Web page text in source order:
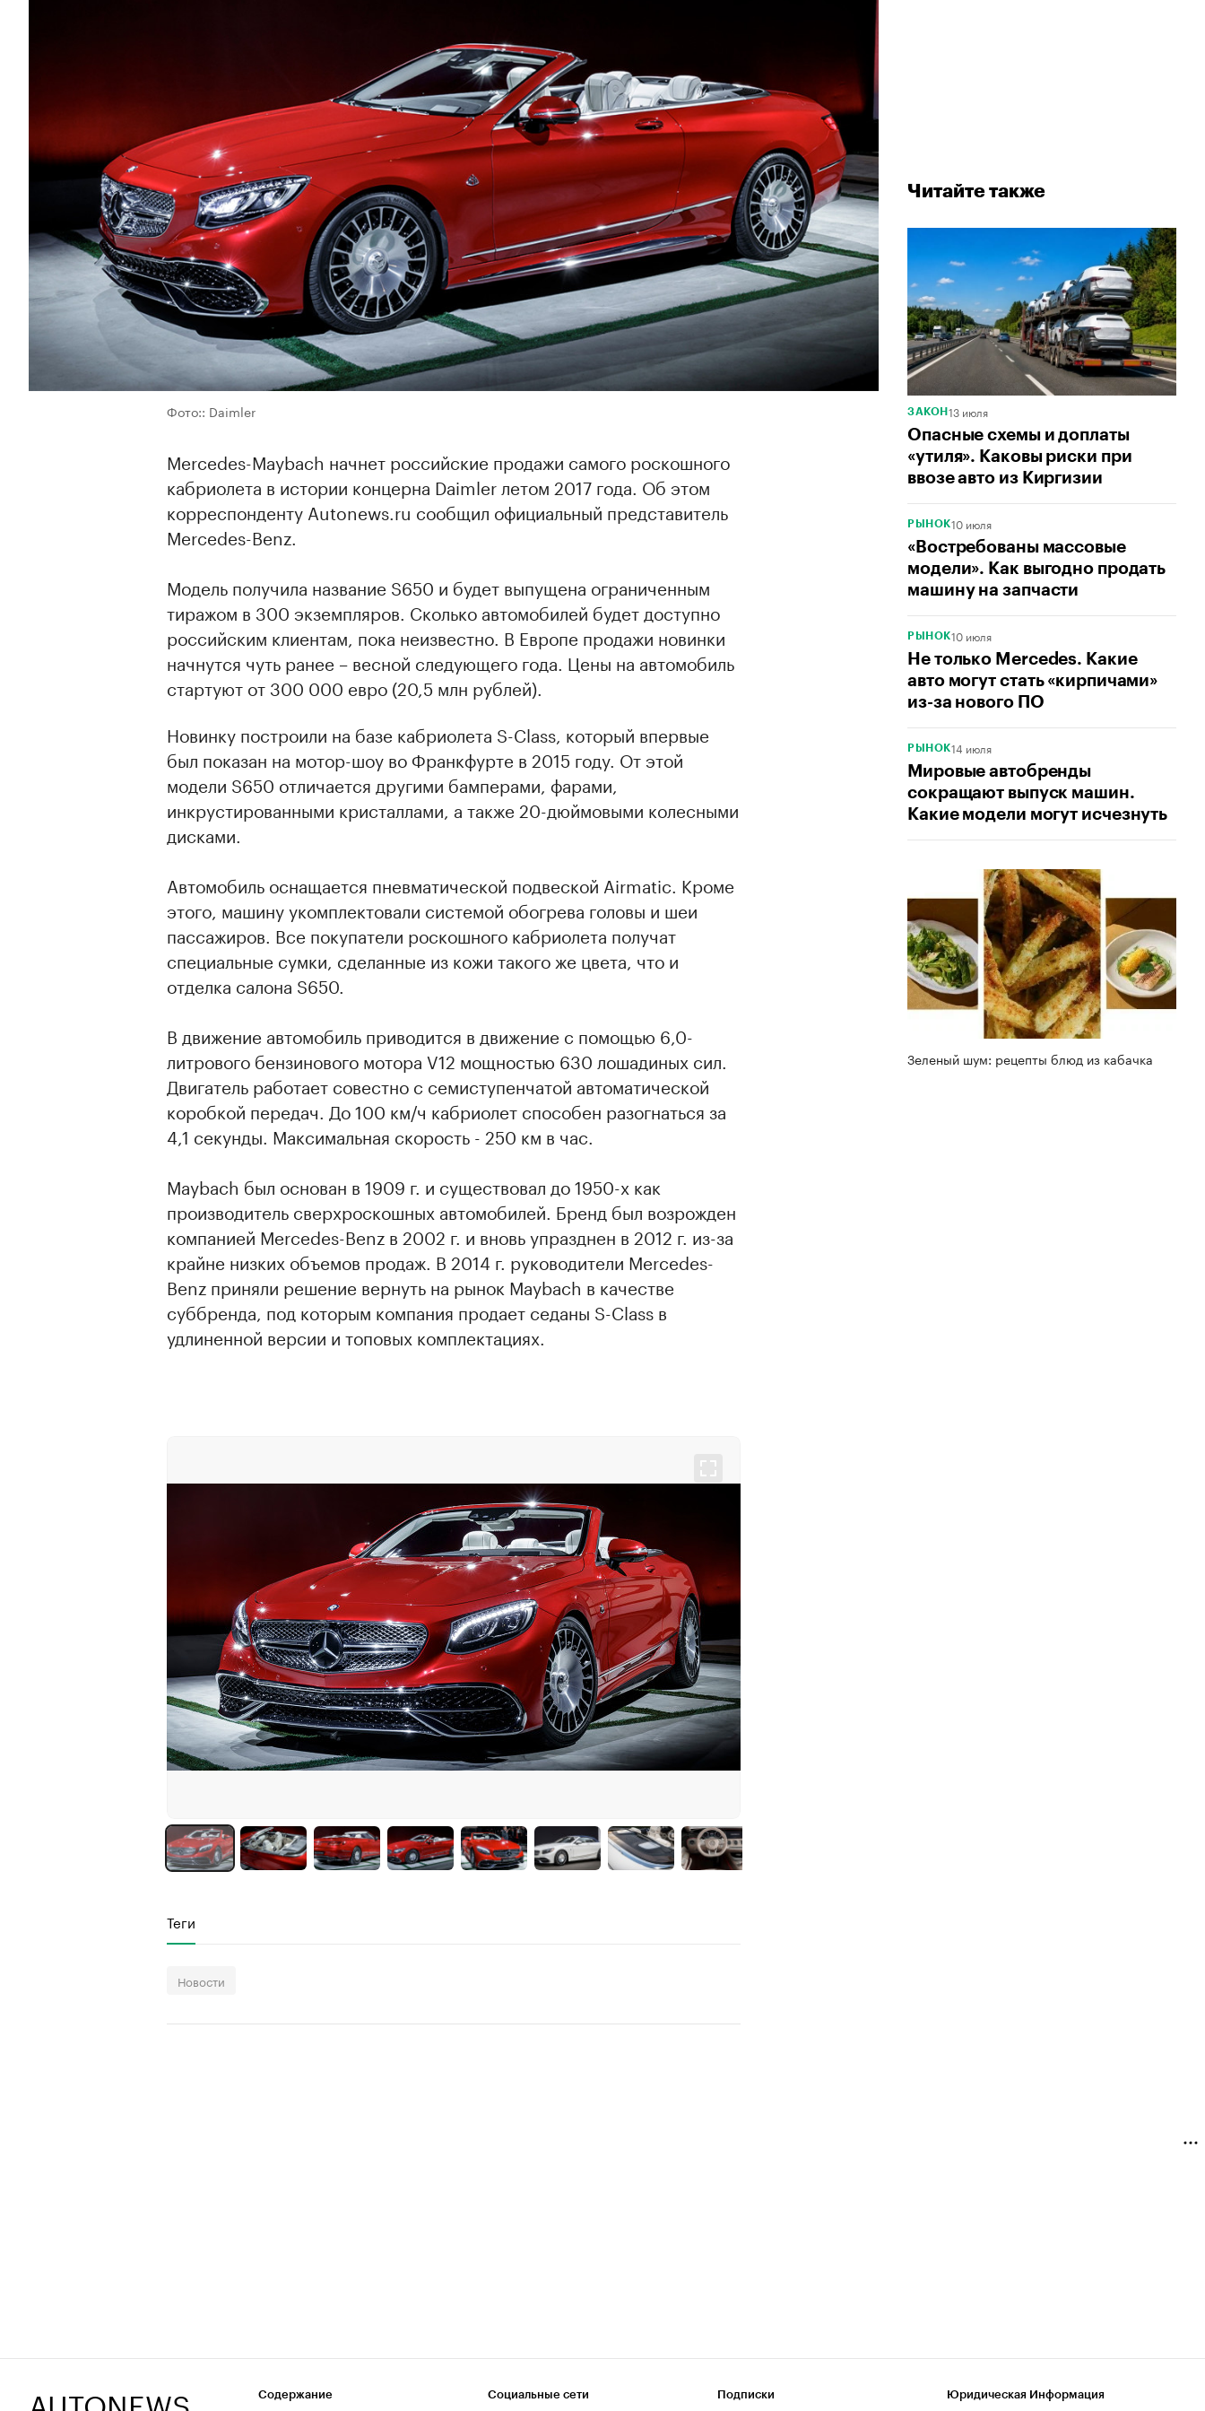
Читайте также
ЗАКОН 13 июля
Опасные схемы и доплаты
«утиля». Каковы риски при
ввозе авто из Киргизии
РЫНОК10 июля
«Востребованы массовые
модели». Как выгодно продать
машину на запчасти
РЫНОК10 июля
Не только Mercedes. Какие
авто могут стать «кирпичами»
из-за нового ПО
РЫНОК14 июля
Мировые автобренды
сокращают выпуск машин.
Какие модели могут исчезнуть
Зеленый шум: рецепты блюд из кабачка
Фото:: Daimler
Mercedes-Maybach начнет российские продажи самого роскошного
кабриолета в истории концерна Daimler летом 2017 года. Об этом
корреспонденту Autonews.ru сообщил официальный представитель
Mercedes-Benz.
Модель получила название S650 и будет выпущена ограниченным
тиражом в 300 экземпляров. Сколько автомобилей будет доступно
российским клиентам, пока неизвестно. В Европе продажи новинки
начнутся чуть ранее – весной следующего года. Цены на автомобиль
стартуют от 300 000 евро (20,5 млн рублей).
Новинку построили на базе кабриолета S-Class, который впервые
был показан на мотор-шоу во Франкфурте в 2015 году. От этой
модели S650 отличается другими бамперами, фарами,
инкрустированными кристаллами, а также 20-дюймовыми колесными
дисками.
Автомобиль оснащается пневматической подвеской Airmatic. Кроме
этого, машину укомплектовали системой обогрева головы и шеи
пассажиров. Все покупатели роскошного кабриолета получат
специальные сумки, сделанные из кожи такого же цвета, что и
отделка салона S650.
В движение автомобиль приводится в движение с помощью 6,0-
литрового бензинового мотора V12 мощностью 630 лошадиных сил.
Двигатель работает совестно с семиступенчатой автоматической
коробкой передач. До 100 км/ч кабриолет способен разогнаться за
4,1 секунды. Максимальная скорость - 250 км в час.
Maybach был основан в 1909 г. и существовал до 1950-х как
производитель сверхроскошных автомобилей. Бренд был возрожден
компанией Mercedes-Benz в 2002 г. и вновь упразднен в 2012 г. из-за
крайне низких объемов продаж. В 2014 г. руководители Mercedes-
Benz приняли решение вернуть на рынок Maybach в качестве
суббренда, под которым компания продает седаны S-Class в
удлиненной версии и топовых комплектациях.
Теги
Новости
AUTONEWS Содержание Социальные сети Подписки Юридическая Информация